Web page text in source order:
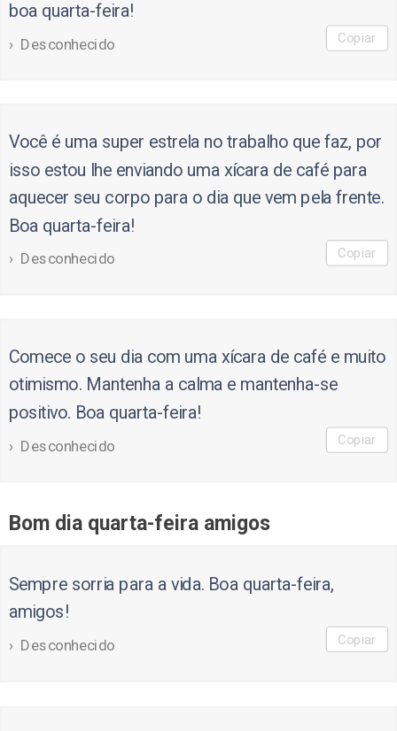
boa quarta-feira!
Desconhecido Copiar
Você é uma super estrela no trabalho que faz, por
isso estou lhe enviando uma xícara de café para
aquecer seu corpo para o dia que vem pela frente.
Boa quarta-feira!
Desconhecido Copiar
Comece o seu dia com uma xícara de café e muito
otimismo. Mantenha a calma e mantenha-se
positivo. Boa quarta-feira!
Desconhecido Copiar
Bom dia quarta-feira amigos
Sempre sorria para a vida. Boa quarta-feira,
amigos!
Desconhecido Copiar